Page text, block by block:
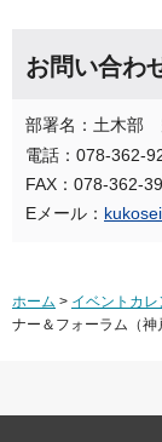
お問い合わ
部署名：土木部
電話：078-362-
FAX：078-362-
Eメール：
ホーム > イベントカレ
ナー＆フォーラム（神